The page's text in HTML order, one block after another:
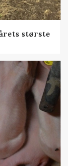
største